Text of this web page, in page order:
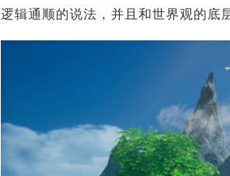
逻辑通顺的说法，并且和世界观的底